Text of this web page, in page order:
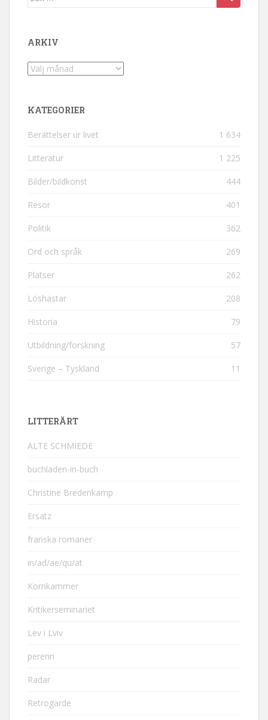
ARKIV
Arkiv
KATEGORIER
Berättelser ur livet 1 634
Litteratur 1 225
Bilder/bildkonst 444
Resor 401
Politik 362
Ord och språk 269
Platser 262
Löshästar 208
Historia 79
Utbildning/forskning 57
Sverige – Tyskland 11
LITTERÄRT
ALTE SCHMIEDE
buchladen-in-buch
Christine Bredenkamp
Ersatz
franska romaner
in/ad/ae/qu/at
Kornkammer
Kritikerseminariet
Lev i Lviv
perenn
Radar
Retrogarde